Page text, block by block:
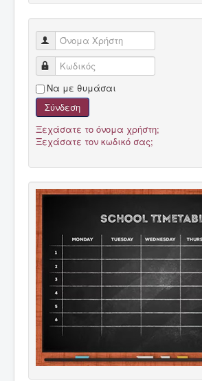
Όνομα Χρήστη
Κωδικός
Να με θυμάσαι
Σύνδεση
Ξεχάσατε το όνομα χρήστη;
Ξεχάσατε τον κωδικό σας;